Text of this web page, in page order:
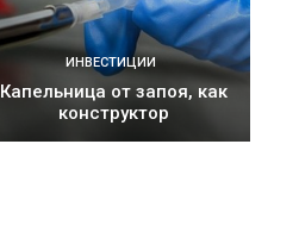
ИНВЕСТИЦИИ
Капельница от запоя, как
конструктор